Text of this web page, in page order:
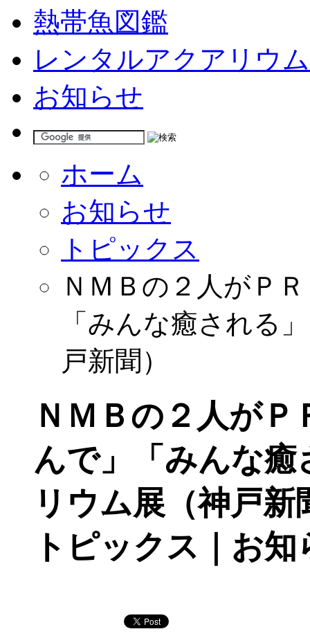
熱帯魚図鑑
レンタルアクアリウム
お知らせ
ホーム
お知らせ
トピックス
ＮＭＢの２人がＰ
「みんな癒される
戸新聞）
ＮＭＢの２人が
んで」「みんな
リウム展（神戸新
トピックス｜お知